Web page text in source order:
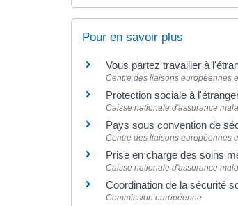
Pour en savoir plus
Vous partez travailler à
Centre des liaisons européennes
Protection sociale à
Caisse nationale d'assurance
Pays sous convention de
Centre des liaisons européennes
Prise en charge des soins
Caisse nationale d'assurance
Coordination de la sécurité
Commission européenne